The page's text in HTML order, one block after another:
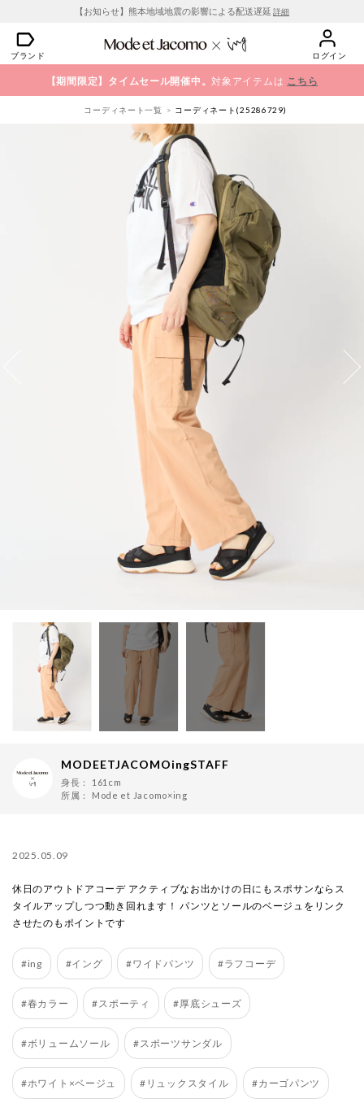
【お知らせ】熊本地域地震の影響による配送遅延 詳細
ブランド ログイン
【期間限定】タイムセール開催中。対象アイテムは こちら
コーディネート一覧 コーディネート(25286729)
MODEETJACOMOingSTAFF
身長：
161cm
所属： Mode et Jacomo×ing
2025.05.09
休日のアウトドアコーデ アクティブなお出かけの日にもスポサンならス
タイルアップしつつ動き回れます！ パンツとソールのベージュをリンク
させたのもポイントです
#ing #イング #ワイドパンツ #ラフコーデ
#春カラー #スポーティ #厚底シューズ
#ボリュームソール #スポーツサンダル
#ホワイト×ベージュ #リュックスタイル #カーゴパンツ